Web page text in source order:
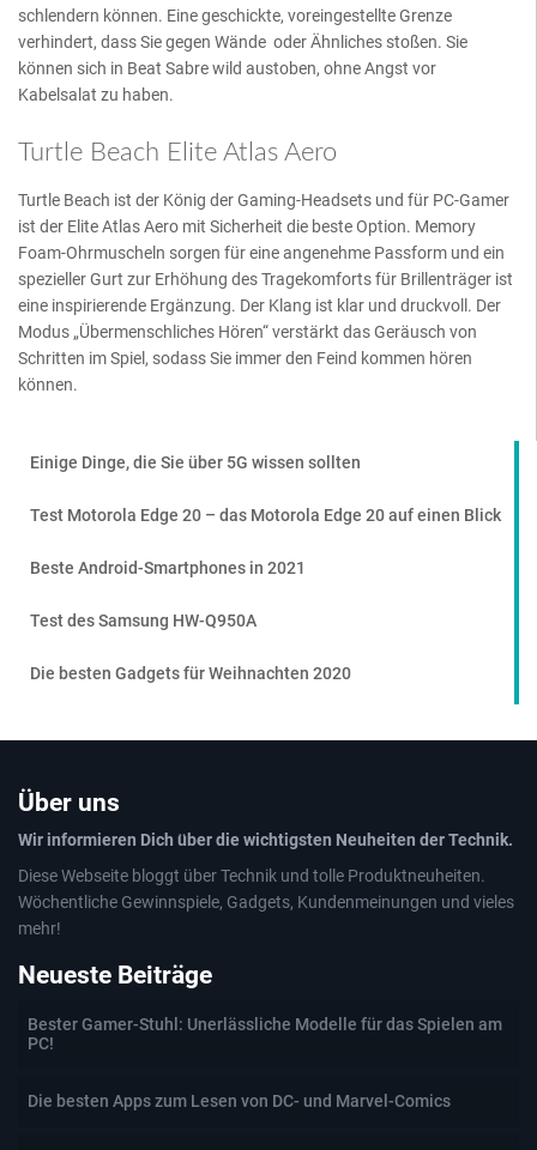
schlendern können. Eine geschickte, voreingestellte Grenze
verhindert, dass Sie gegen Wände oder Ähnliches stoßen. Sie
können sich in Beat Sabre wild austoben, ohne Angst vor
Kabelsalat zu haben.
Turtle Beach Elite Atlas Aero
Turtle Beach ist der König der Gaming-Headsets und für PC-Gamer
ist der Elite Atlas Aero mit Sicherheit die beste Option. Memory
Foam-Ohrmuscheln sorgen für eine angenehme Passform und ein
spezieller Gurt zur Erhöhung des Tragekomforts für Brillenträger ist
eine inspirierende Ergänzung. Der Klang ist klar und druckvoll. Der
Modus „Übermenschliches Hören“ verstärkt das Geräusch von
Schritten im Spiel, sodass Sie immer den Feind kommen hören
können.
Einige Dinge, die Sie über 5G wissen sollten
Test Motorola Edge 20 – das Motorola Edge 20 auf einen Blick
Beste Android-Smartphones in 2021
Test des Samsung HW-Q950A
Die besten Gadgets für Weihnachten 2020
Über uns
Wir informieren Dich über die wichtigsten Neuheiten der Technik.
Diese Webseite bloggt über Technik und tolle Produktneuheiten.
Wöchentliche Gewinnspiele, Gadgets, Kundenmeinungen und vieles
mehr!
Neueste Beiträge
Bester Gamer-Stuhl: Unerlässliche Modelle für das Spielen am
PC!
Die besten Apps zum Lesen von DC- und Marvel-Comics